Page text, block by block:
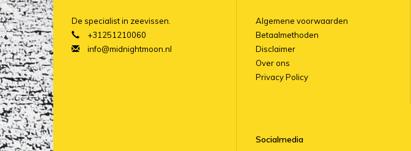
De specialist in zeevissen.
+31251210060
info@midnightmoon.nl
Algemene voorwaarden
Betaalmethoden
Disclaimer
Over ons
Privacy Policy
Socialmedia